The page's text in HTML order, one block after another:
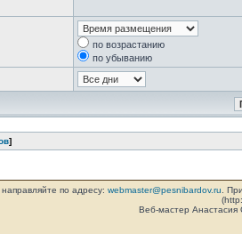
по возрастанию
по убыванию
]
по адресу: webmaster@pesnibardov.ru .
Веб-мастер